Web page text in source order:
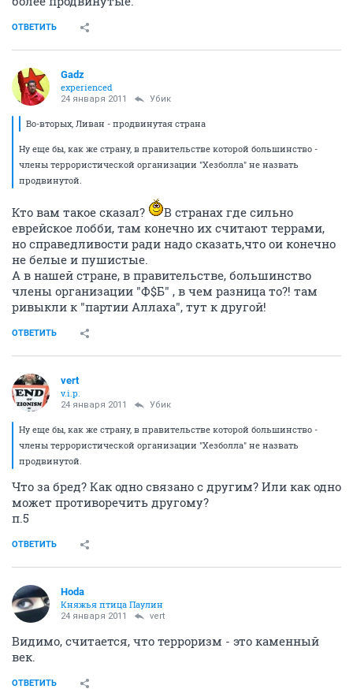
ОТВЕТИТЬ
Gadz
experienced
24 января 2011 Убик
Во-вторых, Ливан - продвинутая страна
Ну еще бы, как же страну, в правительстве которой большинство -
члены террористической организации "Хезболла" не назвать
продвинутой.
Кто вам такое сказал?
В странах где сильно
еврейское лобби, там конечно их считают террами,
но справедливости ради надо сказать,что ои конечно
не белые и пушистые.
А в нашей стране, в правительстве, большинство
члены организации "Ф$Б" , в чем разница то?! там
ривыкли к "партии Аллаха", тут к другой!
ОТВЕТИТЬ
vert
v.i.p.
24 января 2011 Убик
Ну еще бы, как же страну, в правительстве которой большинство -
члены террористической организации "Хезболла" не назвать
продвинутой.
Что за бред? Как одно связано с другим? Или как одно
может противоречить другому?
п.5
ОТВЕТИТЬ
Hoda
Княжья птица Паулин
24 января 2011 vert
Видимо, считается, что терроризм - это каменный
век.
ОТВЕТИТЬ